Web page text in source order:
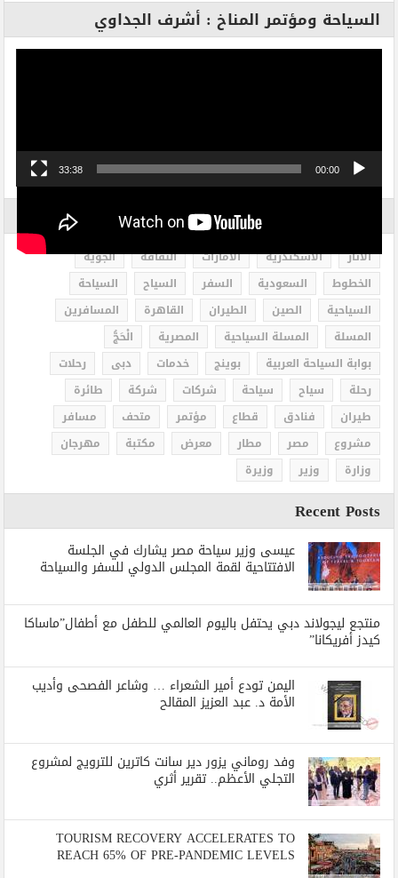
السياحة ومؤتمر المناخ : أشرف الجداوي
00:00
33:38
الاثار الاسكندرية الامارات الثقافة
الجوية
الخطوط
السعودية السفر السياح
السياحة
السياحية
الصين الطيران القاهرة
المسافرين
المسلة
المسلة السياحية المصرية
الْحَجُّ
بوابة السياحة العربية
بوينج خدمات دبى
رحلات
رحلة
سياح سياحة شركات شركة
طائرة
طيران
فنادق قطاع مؤتمر متحف
مسافر
مشروع
مصر مطار معرض مكتبة
مهرجان
وزارة
وزير وزيرة
Recent Posts
عيسى وزير سياحة مصر يشارك في الجلسة
الافتتاحية لقمة المجلس الدولي للسفر والسياحة
منتجع ليجولاند دبي يحتفل باليوم العالمي للطفل مع أطفال”ماساكا
كيدز أفريكانا”
اليمن تودع أمير الشعراء … وشاعر الفصحى وأديب
الأمة د. عبد العزيز المقالح
وفد روماني يزور دير سانت كاترين للترويج لمشروع
التجلي الأعظم.. تقرير أثري
TOURISM RECOVERY ACCELERATES TO
REACH 65% OF PRE-PANDEMIC LEVELS